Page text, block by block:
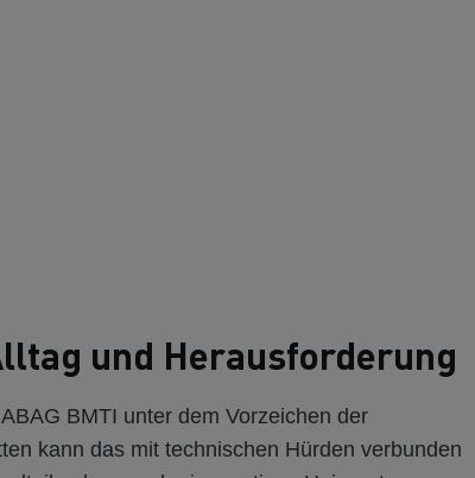
und Herausforderung
BMTI unter dem Vorzeichen der
kann das mit technischen Hürden verbunden